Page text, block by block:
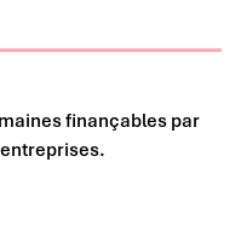
finançables par